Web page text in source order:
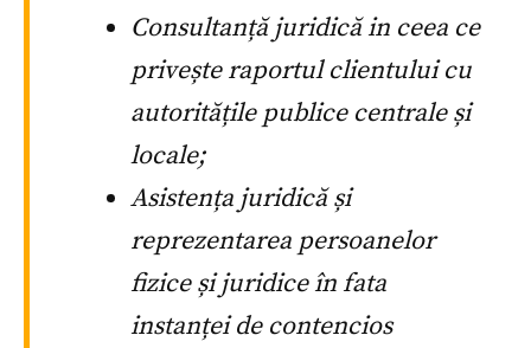
Consultanță juridică in ceea ce
privește raportul clientului cu
autoritățile publice centrale și
locale;
Asistența juridică și
reprezentarea persoanelor
fizice și juridice în fata
instanței de contencios